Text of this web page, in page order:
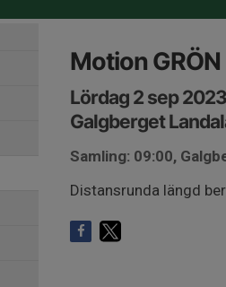
Motion
Lördag 2 sep
Galgberget
Samling: 09:00,
Distansrunda längd